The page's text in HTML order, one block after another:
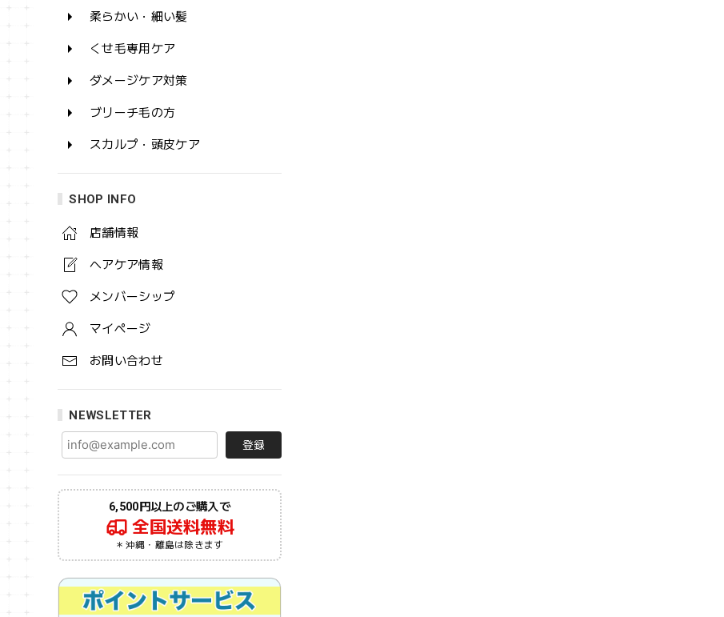
柔らかい・細い髪
くせ毛専用ケア
ダメージケア対策
ブリーチ毛の方
スカルプ・頭皮ケア
SHOP INFO
店舗情報
ヘアケア情報
メンバーシップ
マイページ
お問い合わせ
NEWSLETTER
登録
6,500円以上のご購入で
全国送料無料
＊沖縄・離島は除きます